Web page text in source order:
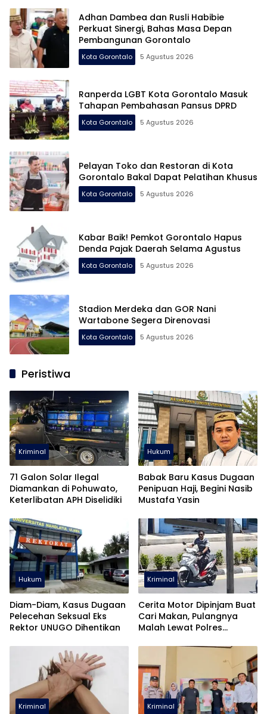
Adhan Dambea dan Rusli Habibie
Perkuat Sinergi, Bahas Masa Depan
Pembangunan Gorontalo
Kota Gorontalo 5 Agustus 2026
Ranperda LGBT Kota Gorontalo Masuk
Tahapan Pembahasan Pansus DPRD
Kota Gorontalo 5 Agustus 2026
Pelayan Toko dan Restoran di Kota
Gorontalo Bakal Dapat Pelatihan Khusus
Kota Gorontalo 5 Agustus 2026
Kabar Baik! Pemkot Gorontalo Hapus
Denda Pajak Daerah Selama Agustus
Kota Gorontalo 5 Agustus 2026
Stadion Merdeka dan GOR Nani
Wartabone Segera Direnovasi
Kota Gorontalo 5 Agustus 2026
Peristiwa
Kriminal
71 Galon Solar Ilegal
Diamankan di Pohuwato,
Keterlibatan APH Diselidiki
Hukum
Babak Baru Kasus Dugaan
Penipuan Haji, Begini Nasib
Mustafa Yasin
Hukum
Diam-Diam, Kasus Dugaan
Pelecehan Seksual Eks
Rektor UNUGO Dihentikan
Kriminal
Cerita Motor Dipinjam Buat
Cari Makan, Pulangnya
Malah Lewat Polres
Kriminal Kriminal